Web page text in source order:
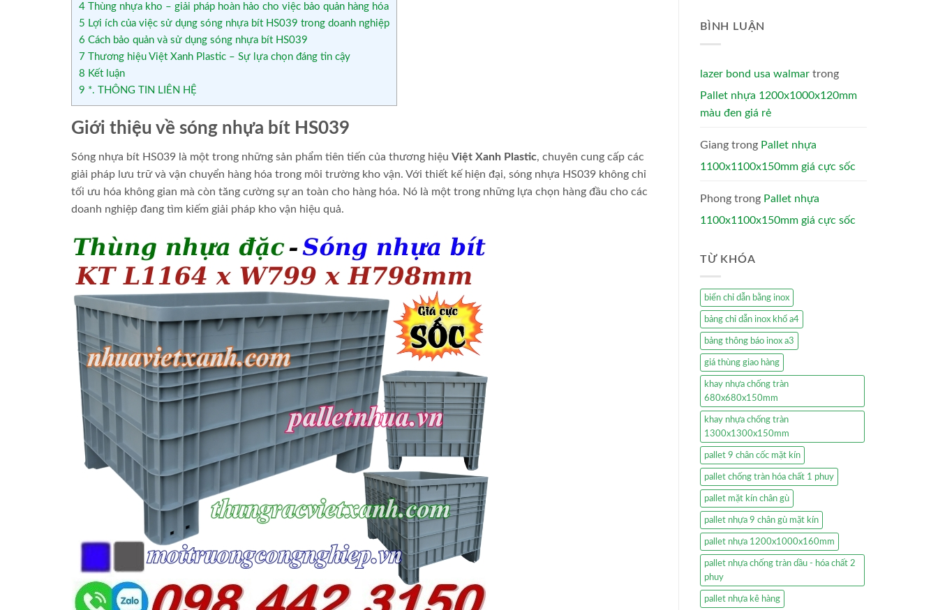
4 Thùng nhựa kho – giải pháp hoàn hảo cho việc bảo quản hàng hóa
5 Lợi ích của việc sử dụng sóng nhựa bít HS039 trong doanh nghiệp
6 Cách bảo quản và sử dụng sóng nhựa bít HS039
7 Thương hiệu Việt Xanh Plastic – Sự lựa chọn đáng tin cậy
8 Kết luận
9 *. THÔNG TIN LIÊN HỆ
Giới thiệu về sóng nhựa bít HS039
Sóng nhựa bít HS039 là một trong những sản phẩm tiên tiến của thương hiệu Việt Xanh Plastic, chuyên cung cấp các
giải pháp lưu trữ và vận chuyển hàng hóa trong môi trường kho vận. Với thiết kế hiện đại, sóng nhựa HS039 không chỉ
tối ưu hóa không gian mà còn tăng cường sự an toàn cho hàng hóa. Nó là một trong những lựa chọn hàng đầu cho các
doanh nghiệp đang tìm kiếm giải pháp kho vận hiệu quả.
BÌNH LUẬN
lazer bond usa walmar trong
Pallet nhựa 1200x1000x120mm
màu đen giá rẻ
Giang trong Pallet nhựa
1100x1100x150mm giá cực sốc
Phong trong Pallet nhựa
1100x1100x150mm giá cực sốc
TỪ KHÓA
biển chỉ dẫn bằng inox
bảng chỉ dẫn inox khổ a4
bảng thông báo inox a3
giá thùng giao hàng
khay nhựa chống tràn
680x680x150mm
khay nhựa chống tràn
1300x1300x150mm
pallet 9 chân cốc mặt kín
pallet chống tràn hóa chất 1 phuy
pallet mặt kín chân gù
pallet nhựa 9 chân gù mặt kín
pallet nhựa 1200x1000x160mm
pallet nhựa chống tràn dầu - hóa chất 2
phuy
pallet nhựa kê hàng